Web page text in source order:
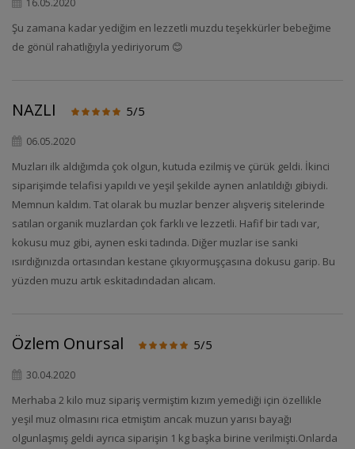
16.05.2020
Şu zamana kadar yediğim en lezzetli muzdu teşekkürler bebeğime
de gönül rahatlığıyla yediriyorum 😊
NAZLI 5/5
06.05.2020
Muzları ilk aldığımda çok olgun, kutuda ezilmiş ve çürük geldi. İkinci
siparişimde telafisi yapıldı ve yeşil şekilde aynen anlatıldığı gibiydi.
Memnun kaldım. Tat olarak bu muzlar benzer alışveriş sitelerinde
satılan organik muzlardan çok farklı ve lezzetli. Hafif bir tadı var,
kokusu muz gibi, aynen eski tadında. Diğer muzlar ise sanki
ısırdığınızda ortasından kestane çıkıyormuşçasına dokusu garip. Bu
yüzden muzu artık eskitadındadan alıcam.
Özlem Onursal 5/5
30.04.2020
Merhaba 2 kilo muz sipariş vermiştim kızım yemediği için özellikle
yeşil muz olmasını rica etmiştim ancak muzun yarısı bayağı
olgunlaşmış geldi ayrıca siparişin 1 kg başka birine verilmişti.Onlarda